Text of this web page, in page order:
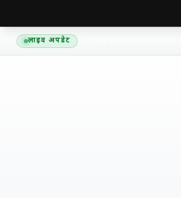
लाइव अपडेट
धाम के लिए शिव शक्ति कांवरिया सेवा समिति का